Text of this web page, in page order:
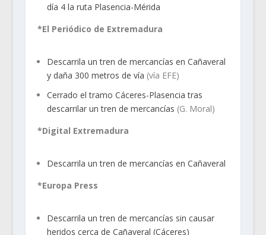
día 4 la ruta Plasencia-Mérida
*El Periódico de Extremadura
Descarrila un tren de mercancías en Cañaveral
y daña 300 metros de vía (vía EFE)
Cerrado el tramo Cáceres-Plasencia tras
descarrilar un tren de mercancías (G. Moral)
*Digital Extremadura
Descarrila un tren de mercancías en Cañaveral
*Europa Press
Descarrila un tren de mercancías sin causar
heridos cerca de Cañaveral (Cáceres)